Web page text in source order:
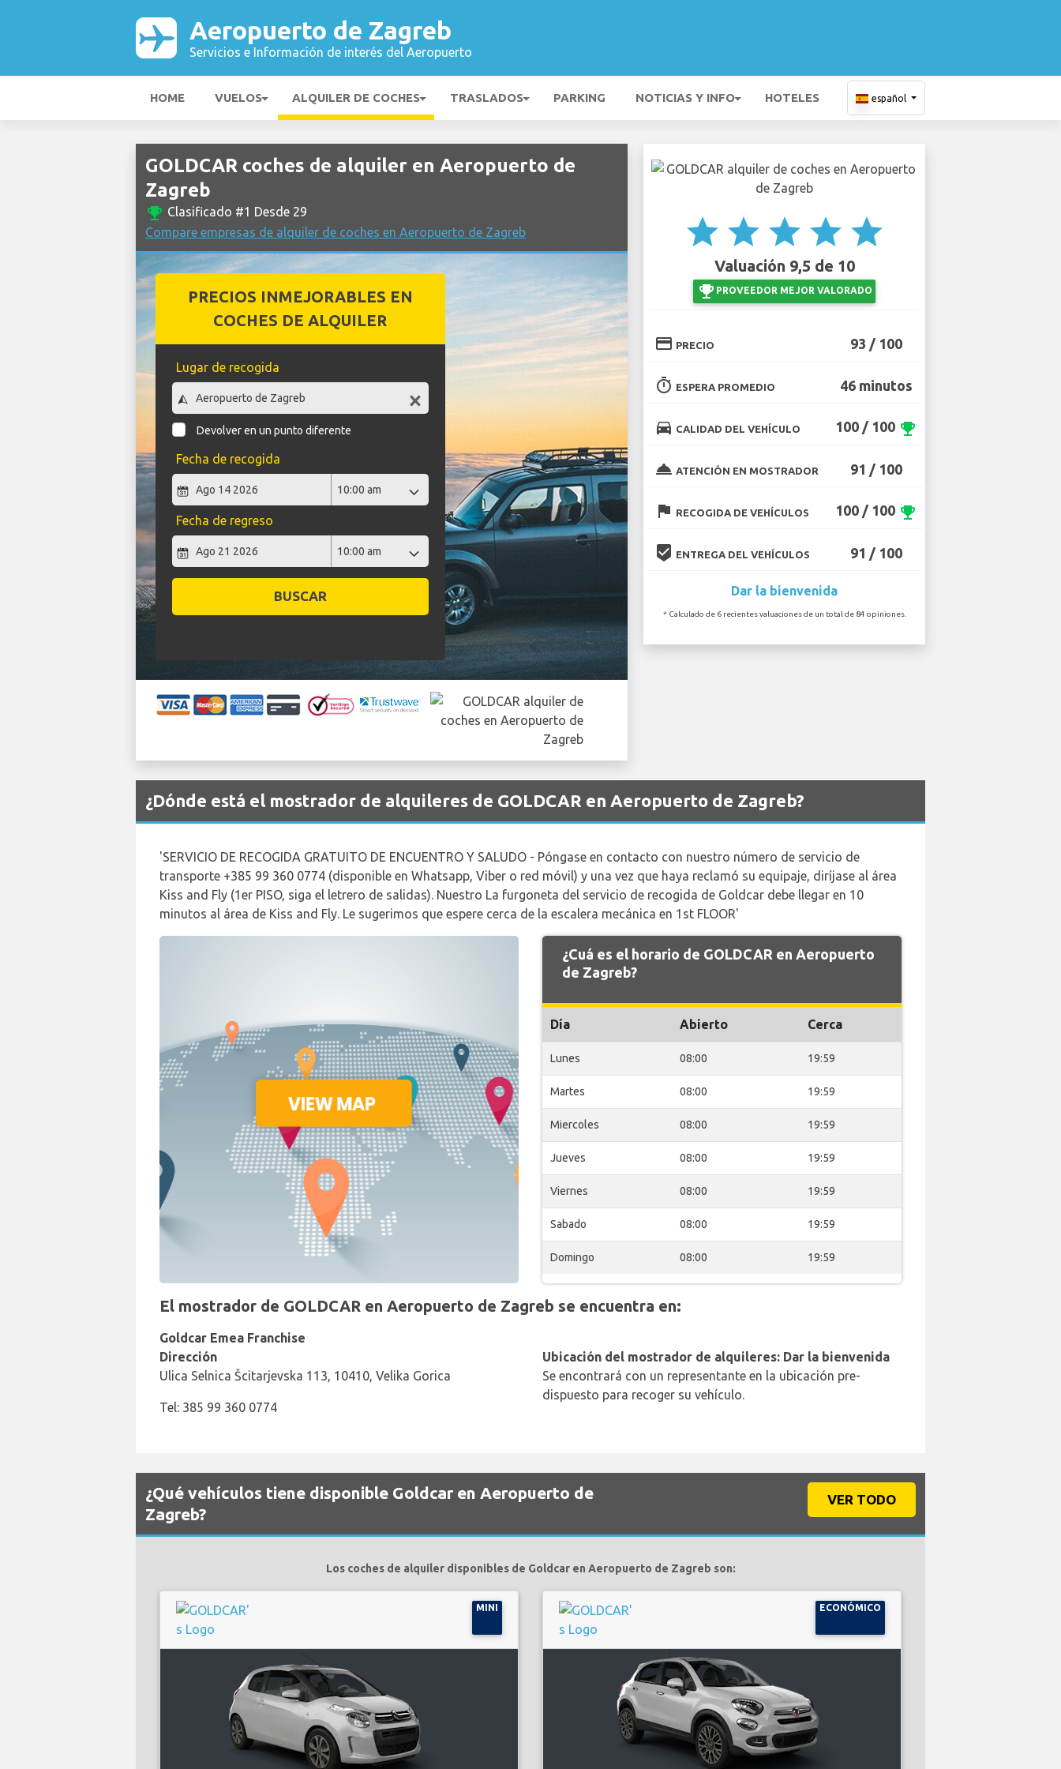
Aeropuerto de Zagreb
Servicios e Información de interés del Aeropuerto
HOME VUELOS ALQUILER DE COCHES TRASLADOS PARKING NOTICIAS Y INFO HOTELES español
GOLDCAR coches de alquiler en Aeropuerto de
Zagreb
emoji_events Clasificado #1 Desde 29
Compare empresas de alquiler de coches en Aeropuerto de Zagreb
PRECIOS INMEJORABLES EN
COCHES DE ALQUILER
Lugar de recogida
Devolver en un punto diferente
Fecha de recogida
Fecha de regreso
BUSCAR
star star star star star
Valuación 9,5 de 10
emoji_events PROVEEDOR MEJOR VALORADO
credit_card PRECIO 93 / 100
timer ESPERA PROMEDIO 46 minutos
directions_car CALIDAD DEL VEHÍCULO 100 / 100 emoji_events
room_service ATENCIÓN EN MOSTRADOR 91 / 100
flag RECOGIDA DE VEHÍCULOS 100 / 100 emoji_events
beenhere ENTREGA DEL VEHÍCULOS 91 / 100
Dar la bienvenida
* Calculado de 6 recientes valuaciones de un total de 84 opiniones.
¿Dónde está el mostrador de alquileres de GOLDCAR en Aeropuerto de Zagreb?
'SERVICIO DE RECOGIDA GRATUITO DE ENCUENTRO Y SALUDO - Póngase en contacto con nuestro número de servicio de
transporte +385 99 360 0774 (disponible en Whatsapp, Viber o red móvil) y una vez que haya reclamó su equipaje, diríjase al área
Kiss and Fly (1er PISO, siga el letrero de salidas). Nuestro La furgoneta del servicio de recogida de Goldcar debe llegar en 10
minutos al área de Kiss and Fly. Le sugerimos que espere cerca de la escalera mecánica en 1st FLOOR'
¿Cuá es el horario de GOLDCAR en Aeropuerto
de Zagreb?
Día Abierto Cerca
Lunes 08:00 19:59
Martes 08:00 19:59
Miercoles 08:00 19:59
Jueves 08:00 19:59
Viernes 08:00 19:59
Sabado 08:00 19:59
Domingo 08:00 19:59
El mostrador de GOLDCAR en Aeropuerto de Zagreb se encuentra en:
Goldcar Emea Franchise
Dirección
Ulica Selnica Šcitarjevska 113, 10410, Velika Gorica
Tel: 385 99 360 0774
Ubicación del mostrador de alquileres: Dar la bienvenida
Se encontrará con un representante en la ubicación pre-
dispuesto para recoger su vehículo.
¿Qué vehículos tiene disponible Goldcar en Aeropuerto de
Zagreb?
VER TODO
Los coches de alquiler disponibles de Goldcar en Aeropuerto de Zagreb son:
MINI ECONÓMICO